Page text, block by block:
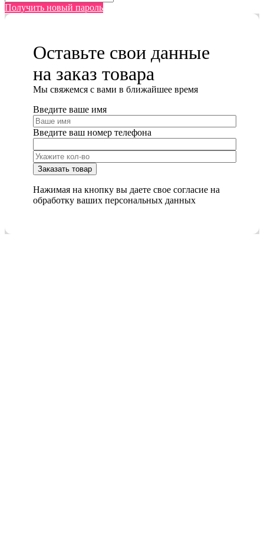
Получить новый пароль
Оставьте свои данные
на заказ товара
Мы cвяжемся с вами в ближайшее время
Введите ваше имя
Введите ваш номер телефона
Нажимая на кнопку вы даете свое согласие на
обработку ваших персональных данных